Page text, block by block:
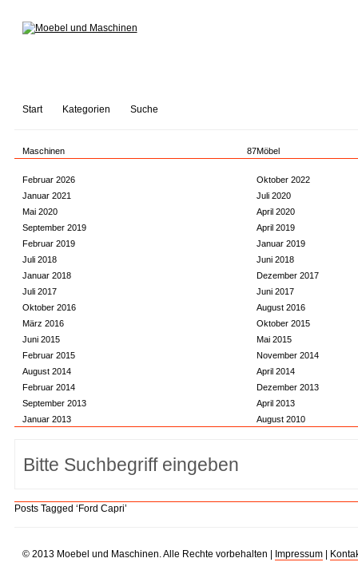
Start Kategorien Suche
Maschinen 87Möbel
Februar 2026
Oktober 2022
Januar 2021
Juli 2020
Mai 2020
April 2020
September 2019
April 2019
Februar 2019
Januar 2019
Juli 2018
Juni 2018
Januar 2018
Dezember 2017
Juli 2017
Juni 2017
Oktober 2016
August 2016
März 2016
Oktober 2015
Juni 2015
Mai 2015
Februar 2015
November 2014
August 2014
April 2014
Februar 2014
Dezember 2013
September 2013
April 2013
Januar 2013
August 2010
Posts Tagged ‘Ford Capri’
© 2013 Moebel und Maschinen. Alle Rechte vorbehalten | Impressum|